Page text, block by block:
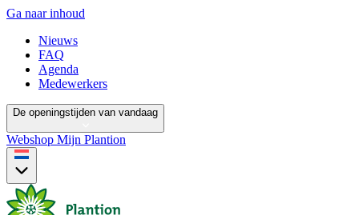
Ga naar inhoud
Nieuws
FAQ
Agenda
Medewerkers
De openingstijden van vandaag
Webshop Mijn Plantion